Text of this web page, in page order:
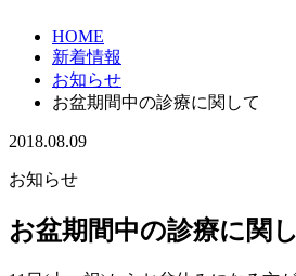
HOME
新着情報
お知らせ
お盆期間中の診療に関して
2018.08.09
お知らせ
お盆期間中の診療に関